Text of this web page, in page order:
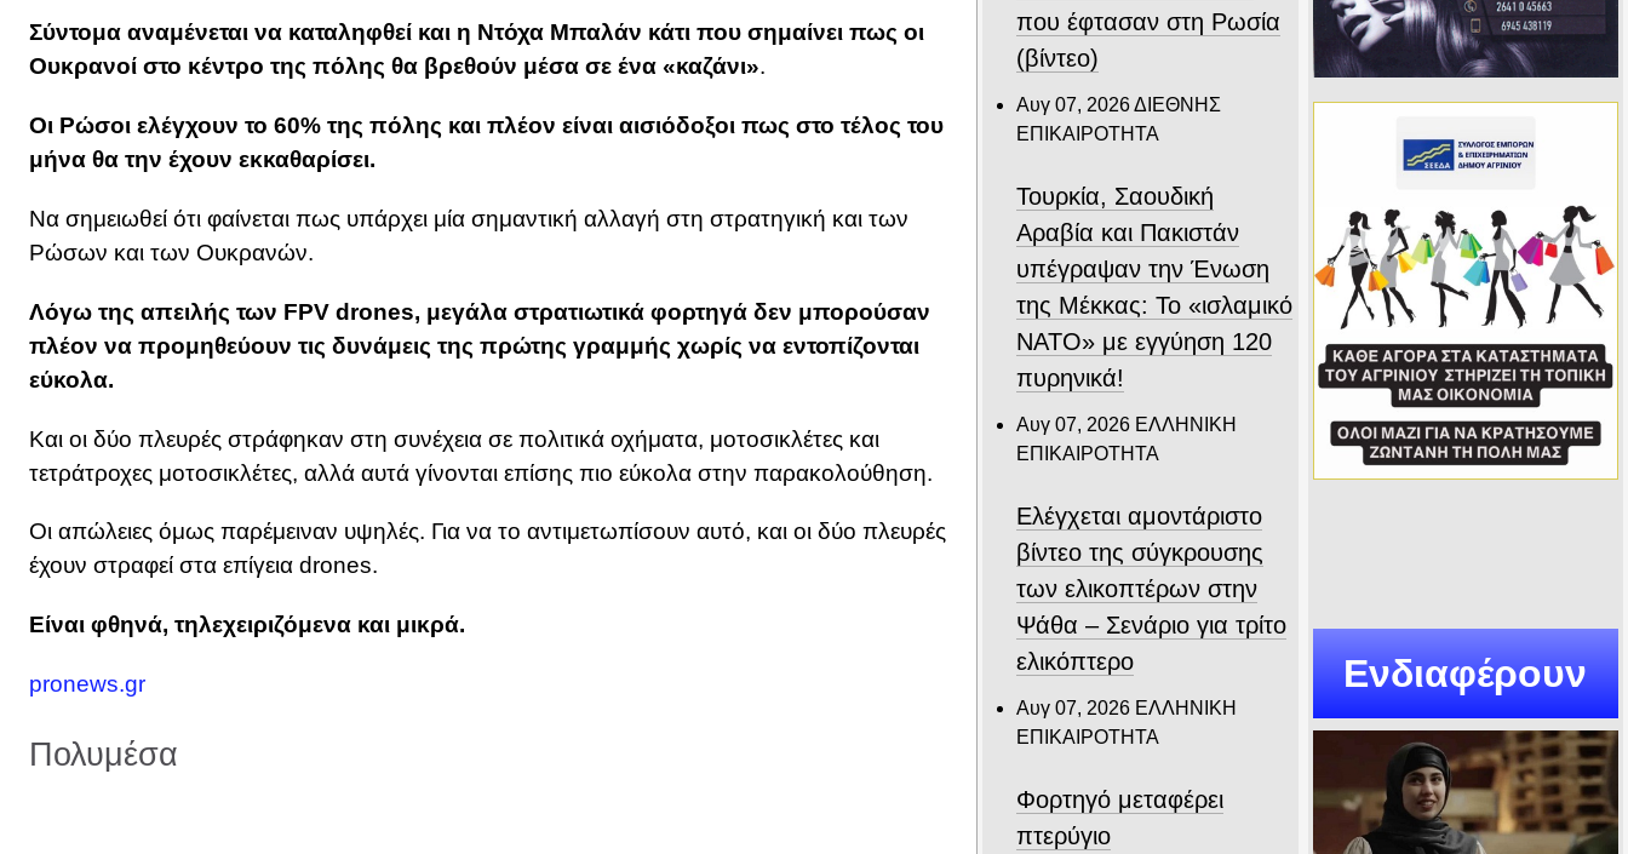
Σύντομα αναμένεται να καταληφθεί και η Ντόχα Μπαλάν κάτι που σημαίνει πως οι
Ουκρανοί στο κέντρο της πόλης θα βρεθούν μέσα σε ένα «καζάνι».
Οι Ρώσοι ελέγχουν το 60% της πόλης και πλέον είναι αισιόδοξοι πως στο τέλος του
μήνα θα την έχουν εκκαθαρίσει.
Να σημειωθεί ότι φαίνεται πως υπάρχει μία σημαντική αλλαγή στη στρατηγική και των
Ρώσων και των Ουκρανών.
Λόγω της απειλής των FPV drones, μεγάλα στρατιωτικά φορτηγά δεν μπορούσαν
πλέον να προμηθεύουν τις δυνάμεις της πρώτης γραμμής χωρίς να εντοπίζονται
εύκολα.
Και οι δύο πλευρές στράφηκαν στη συνέχεια σε πολιτικά οχήματα, μοτοσικλέτες και
τετράτροχες μοτοσικλέτες, αλλά αυτά γίνονται επίσης πιο εύκολα στην παρακολούθηση.
Οι απώλειες όμως παρέμειναν υψηλές. Για να το αντιμετωπίσουν αυτό, και οι δύο πλευρές
έχουν στραφεί στα επίγεια drones.
Είναι φθηνά, τηλεχειριζόμενα και μικρά.
pronews.gr
Πολυμέσα
που έφτασαν στη Ρωσία
(βίντεο)
Αυγ 07, 2026ΔΙΕΘΝΗΣ
ΕΠΙΚΑΙΡΟΤΗΤΑ
Τουρκία, Σαουδική
Αραβία και Πακιστάν
υπέγραψαν την Ένωση
της Μέκκας: Το «ισλαμικό
ΝΑΤΟ» με εγγύηση 120
πυρηνικά!
Αυγ 07, 2026 ΕΛΛΗΝΙΚΗ
ΕΠΙΚΑΙΡΟΤΗΤΑ
Ελέγχεται αμοντάριστο
βίντεο της σύγκρουσης
των ελικοπτέρων στην
Ψάθα – Σενάριο για τρίτο
ελικόπτερο
Αυγ 07, 2026 ΕΛΛΗΝΙΚΗ
ΕΠΙΚΑΙΡΟΤΗΤΑ
Φορτηγό μεταφέρει
πτερύγιο
Ενδιαφέρουν